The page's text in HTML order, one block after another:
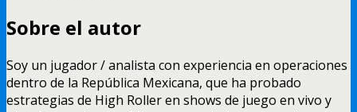
Sobre el autor
Soy un jugador / analista con experiencia en operaciones
dentro de la República Mexicana, que ha probado
estrategias de High Roller en shows de juego en vivo y